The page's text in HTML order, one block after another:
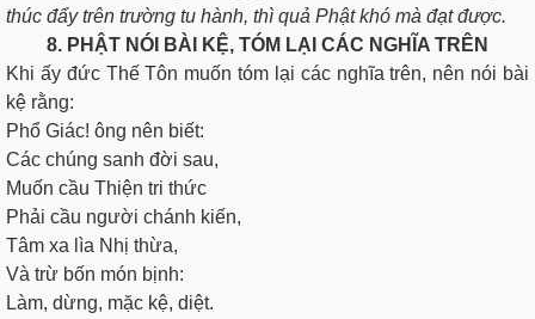
thúc đẩy trên trường tu hành, thì quả Phật khó mà đạt được.
8. PHẬT NÓI BÀI KỆ, TÓM LẠI CÁC NGHĨA TRÊN
Khi ấy đức Thế Tôn muốn tóm lại các nghĩa trên, nên nói bài
kệ rằng:
Phổ Giác! ông nên biết:
Các chúng sanh đời sau,
Muốn cầu Thiện tri thức
Phải cầu người chánh kiến,
Tâm xa lìa Nhị thừa,
Và trừ bốn món bịnh:
Làm, dừng, mặc kệ, diệt.